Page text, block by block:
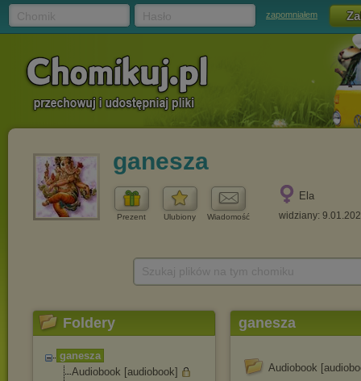
zapomniałem
ganesza
Prezent Ulubiony Wiadomość
Ela
widziany:
Foldery
ganesza
Audiobook [audiobook]
ganesza
Audiobook